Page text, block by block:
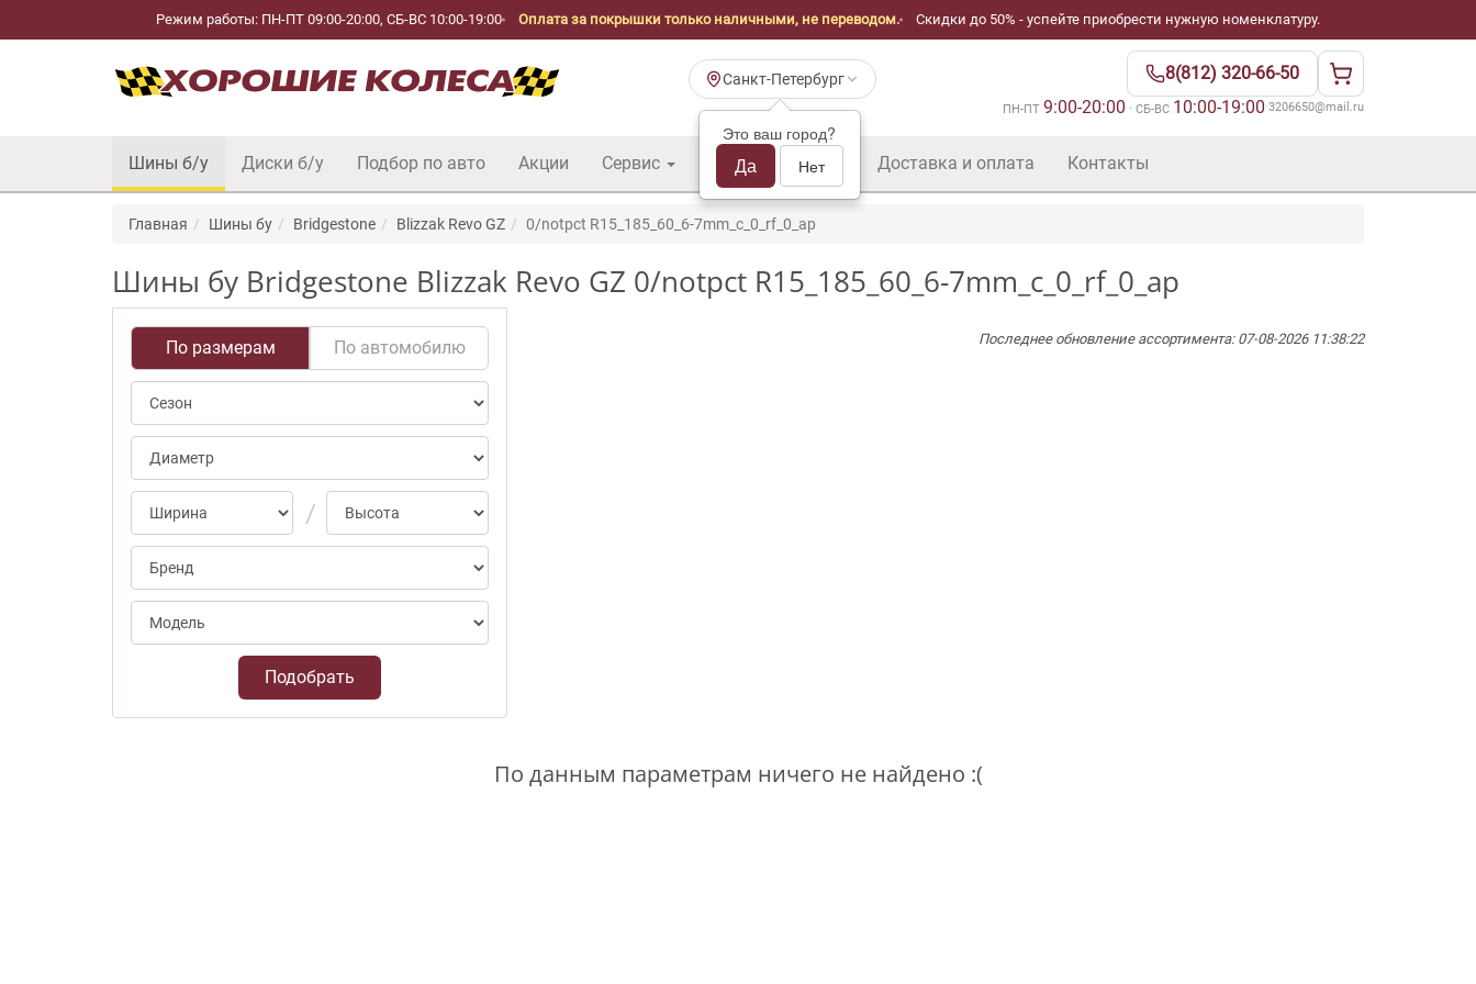
Режим работы: ПН-ПТ 09:00-20:00, СБ-ВС 10:00-19:00 Оплата за покрышки только наличными, не переводом. Скидки до 50% - успейте приобрести нужную номенклатуру.
Санкт-Петербург
Это ваш город?
Да Нет
8(812) 320-66-50
ПН-ПТ 9:00-20:00 · СБ-ВС 10:00-19:00·3206650@mail.ru
Шины б/у Диски б/у Подбор по авто Акции Сервис Шины б/у оптом Доставка и оплата Контакты
Главная Шины бу Bridgestone Blizzak Revo GZ 0/notpct R15_185_60_6-7mm_c_0_rf_0_ap
Шины бу Bridgestone Blizzak Revo GZ 0/notpct R15_185_60_6-7mm_c_0_rf_0_ap
По размерам По автомобилю
Подобрать
Последнее обновление ассортимента: 07-08-2026 11:38:22
По данным параметрам ничего не найдено :(